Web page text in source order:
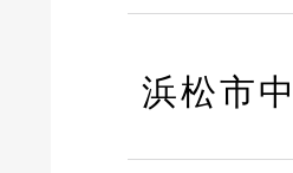
浜松市